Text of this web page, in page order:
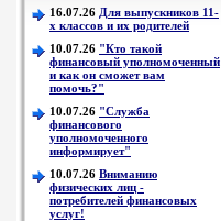
16.07.26 Для выпускников 11-
х классов и их родителей
10.07.26 "Кто такой
финансовый уполномоченный
и как он сможет вам
помочь?"
10.07.26 "Служба
финансового
уполномоченного
информирует"
10.07.26 Вниманию
физических лиц -
потребителей финансовых
услуг!